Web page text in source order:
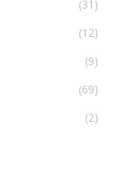
(31)
(12)
(9)
(69)
(2)